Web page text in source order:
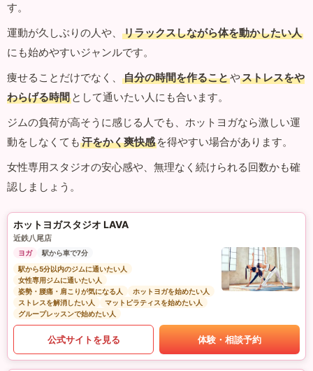
す。
運動が久しぶりの人や、
リラックスしながら体を動かしたい人
にも始めやすいジャンルです。
痩せることだけでなく、
自分の時間を作ることやストレスをや
わらげる時間 として通いたい人にも合います。
ジムの負荷が高そうに感じる人でも、ホットヨガなら激しい運
動をしなくても 汗をかく爽快感 を得やすい場合があります。
女性専用スタジオの安心感や、無理なく続けられる回数かも確
認しましょう。
ホットヨガスタジオ LAVA
近鉄八尾店
ヨガ
駅から車で7分
駅から5分以内のジムに通いたい人
女性専用ジムに通いたい人
姿勢・腰痛・肩こりが気になる人
ホットヨガを始めたい人
ストレスを解消したい人
マットピラティスを始めたい人
グループレッスンで始めたい人
公式サイトを見る 体験・相談予約